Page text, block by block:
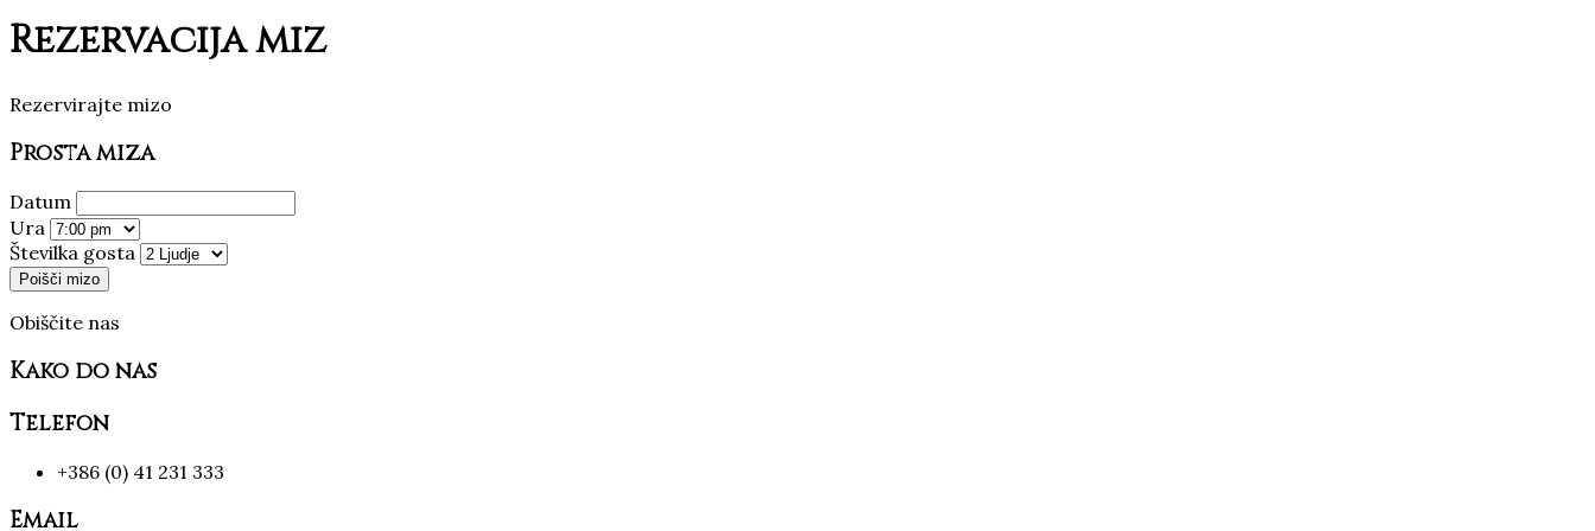
Rezervacija miz
Rezervirajte mizo
Prosta miza
Datum
Ura
Številka gosta
Obiščite nas
Kako do nas
Telefon
+386 (0) 41 231 333
Email